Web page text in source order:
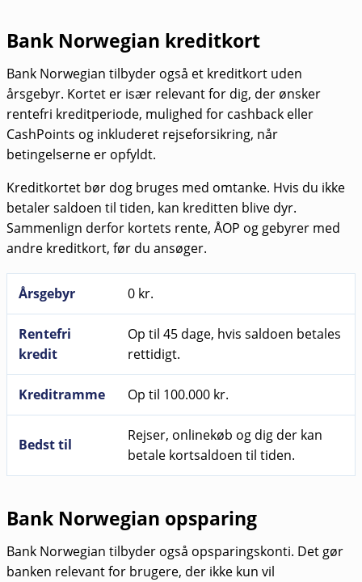
Bank Norwegian kreditkort
Bank Norwegian tilbyder også et kreditkort uden
årsgebyr. Kortet er især relevant for dig, der ønsker
rentefri kreditperiode, mulighed for cashback eller
CashPoints og inkluderet rejseforsikring, når
betingelserne er opfyldt.
Kreditkortet bør dog bruges med omtanke. Hvis du ikke
betaler saldoen til tiden, kan kreditten blive dyr.
Sammenlign derfor kortets rente, ÅOP og gebyrer med
andre kreditkort, før du ansøger.
Årsgebyr 0 kr.
Rentefri
kredit
Op til 45 dage, hvis saldoen betales
rettidigt.
Kreditramme Op til 100.000 kr.
Bedst til
Rejser, onlinekøb og dig der kan
betale kortsaldoen til tiden.
Bank Norwegian opsparing
Bank Norwegian tilbyder også opsparingskonti. Det gør
banken relevant for brugere, der ikke kun vil